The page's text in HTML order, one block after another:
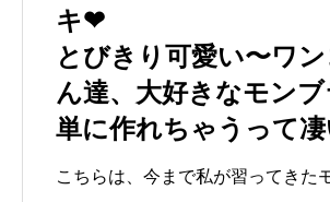
キ❤︎
とびきり可愛い〜ワ
ん達、大好きなモン
単に作れちゃうって凄
こちらは、今まで私が習ってきた